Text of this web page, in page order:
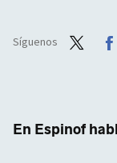
Síguenos
En Espinof